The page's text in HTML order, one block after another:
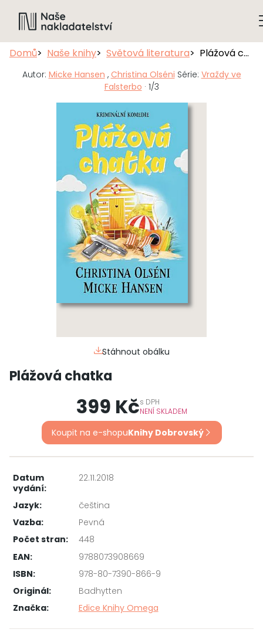
Domů Naše knihy Světová literatura Plážová chatka
Autor: Micke Hansen , Christina Olséni Série: Vraždy ve
Falsterbo · 1/3
Stáhnout obálku
Plážová chatka
399 Kčs DPH
NENÍ SKLADEM
Koupit na e-shopuKnihy Dobrovský
Datum
vydání:
22.11.2018
Jazyk:
čeština
Vazba:
Pevná
Počet stran:
448
EAN:
9788073908669
ISBN:
978-80-7390-866-9
Originál:
Badhytten
Značka:
Edice Knihy Omega